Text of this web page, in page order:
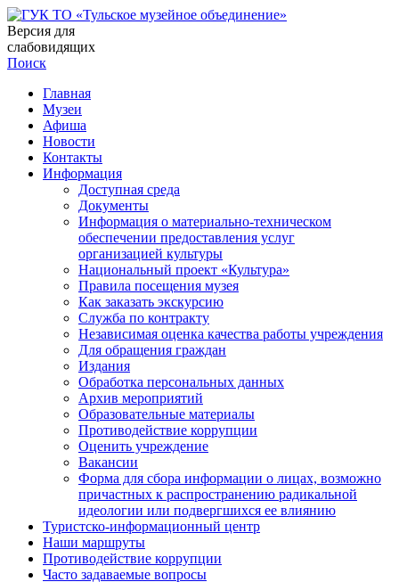
Версия для
слабовидящих
Поиск
Главная
Музеи
Афиша
Новости
Контакты
Информация
Доступная среда
Документы
Информация о материально-техническом
обеспечении предоставления услуг
организацией культуры
Национальный проект «Культура»
Правила посещения музея
Как заказать экскурсию
Служба по контракту
Независимая оценка качества работы учреждения
Для обращения граждан
Издания
Обработка персональных данных
Архив мероприятий
Образовательные материалы
Противодействие коррупции
Оценить учреждение
Вакансии
Форма для сбора информации о лицах, возможно
причастных к распространению радикальной
идеологии или подвергшихся ее влиянию
Туристско-информационный центр
Наши маршруты
Противодействие коррупции
Часто задаваемые вопросы